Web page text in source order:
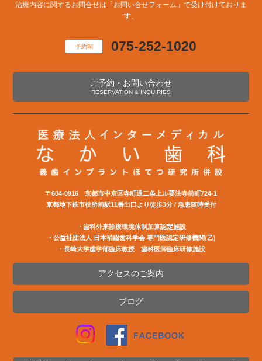
治療内容に関するお問合せは「お問い合せフォーム」で受け付けておりま
す。
予約制 075-252-1020
ご予約・お問い合わせ
RESERVATION & INQUIRIES
〒604-0916 京都市中京区寺町通二条上ル要法寺前町724-1
京都地下鉄市役所前駅11番出口より徒歩3分 / 急患随時受付
・歯科外来診療環境体制加算認定施設
・公益社団法⼈ ⽇本補綴⻭科学会 専⾨医認定研修機関(⼄)
・長崎大学歯学部臨床教授 歯科医師臨床研修施設
アクセスのご案内
ブログ